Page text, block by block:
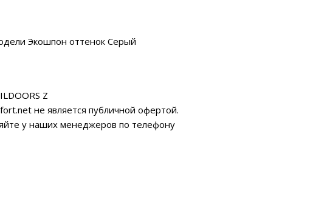
Экошпон оттенок Серый
Z
не является публичной офертой.
у наших менеджеров по телефону